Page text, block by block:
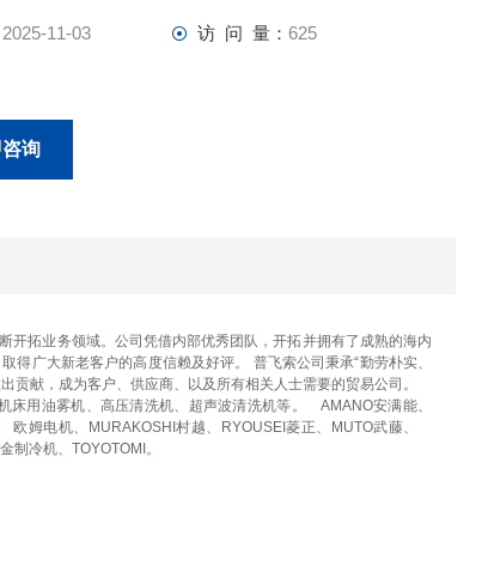
2025-11-03 访 问 量： 625
询
开拓业务领域。公司凭借内部优秀团队，开拓并拥有了成熟的海内
广大新老客户的高度信赖及好评。 普飞索公司秉承“勤劳朴实、
献，成为客户、供应商、以及所有相关人士需要的贸易公司。
用油雾机、高压清洗机、超声波清洗机等。
AMANO安满能、
欧姆电机、MURAKOSHI村越、RYOUSEI菱正、MUTO武藤、
制冷机、TOYOTOMI。